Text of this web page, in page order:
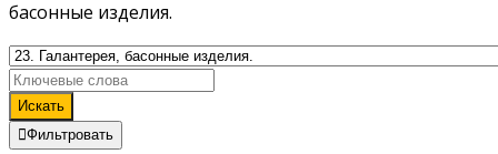
басонные изделия.
Искать
Фильтровать